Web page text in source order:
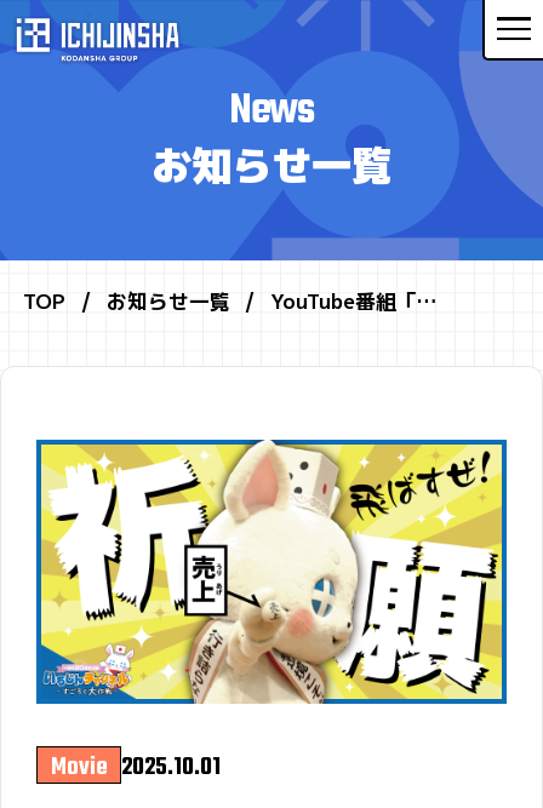
News
お知らせ一覧
TOP お知らせ一覧 YouTube番組「…
Movie 2025.10.01